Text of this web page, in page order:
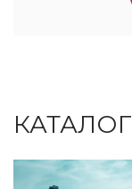
КАТАЛОГ